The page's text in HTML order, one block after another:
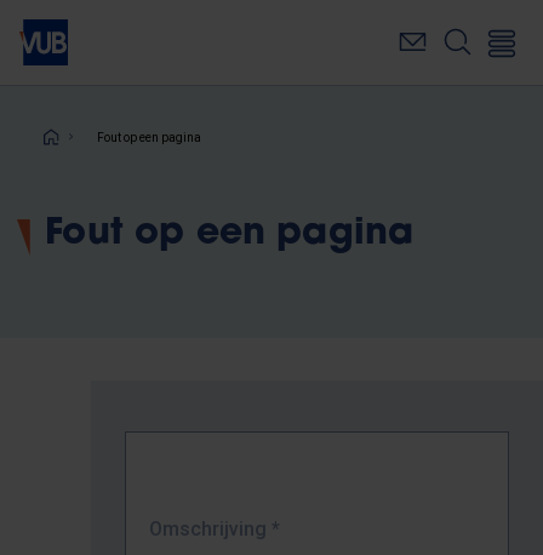
Overslaan
naar
inhoudKruimelpad
Fout op een pagina
Fout op een pagina
Omschrijving *